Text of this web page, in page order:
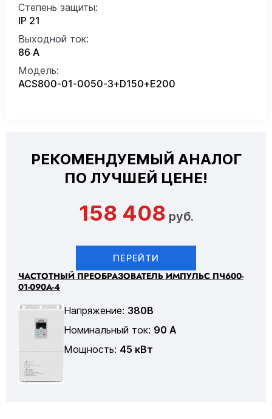
Степень защиты:
IP 21
Выходной ток:
86 А
Модель:
ACS800-01-0050-3+D150+E200
РЕКОМЕНДУЕМЫЙ АНАЛОГ
ПО ЛУЧШЕЙ ЦЕНЕ!
158 408 руб.
ПЕРЕЙТИ
ЧАСТОТНЫЙ ПРЕОБРАЗОВАТЕЛЬ ИМПУЛЬС ПЧ600-
01-090А-4
Напряжение: 380В
Номинальный ток: 90 А
Мощность: 45 кВт